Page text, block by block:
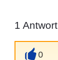
1 Antwort
0